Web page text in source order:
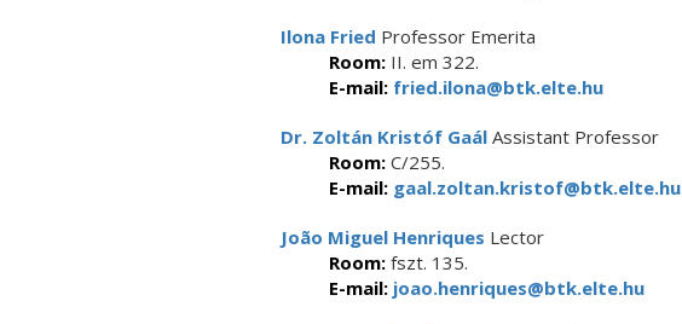
Ilona Fried Professor Emerita
Room: II. em 322.
E-mail: fried.ilona@btk.elte.hu
Dr. Zoltán Kristóf Gaál Assistant Professor
Room: C/255.
E-mail: gaal.zoltan.kristof@btk.elte.hu
João Miguel Henriques Lector
Room: fszt. 135.
E-mail: joao.henriques@btk.elte.hu